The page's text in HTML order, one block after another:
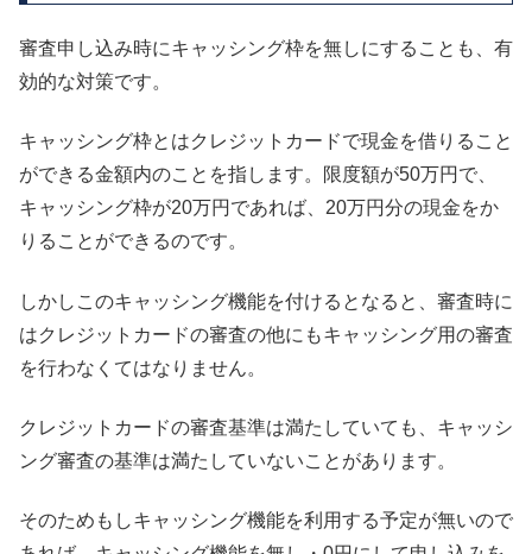
審査申し込み時にキャッシング枠を無しにすることも、有
効的な対策です。
キャッシング枠とはクレジットカードで現金を借りること
ができる金額内のことを指します。限度額が50万円で、
キャッシング枠が20万円であれば、20万円分の現金をか
りることができるのです。
しかしこのキャッシング機能を付けるとなると、審査時に
はクレジットカードの審査の他にもキャッシング用の審査
を行わなくてはなりません。
クレジットカードの審査基準は満たしていても、キャッシ
ング審査の基準は満たしていないことがあります。
そのためもしキャッシング機能を利用する予定が無いので